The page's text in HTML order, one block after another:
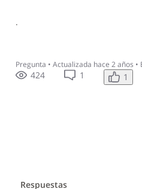
.
Pregunta • Actualizada hace 2 años •
424 1 1
Respuestas